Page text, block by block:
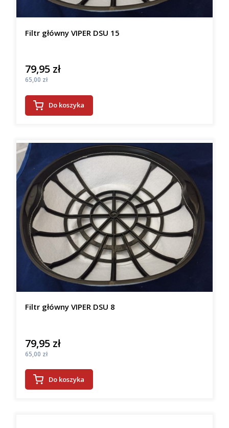
Filtr główny VIPER DSU 15
Cena
79,95 zł
Cena
65,00 zł
Do koszyka
Filtr główny VIPER DSU 8
Cena
79,95 zł
Cena
65,00 zł
Do koszyka